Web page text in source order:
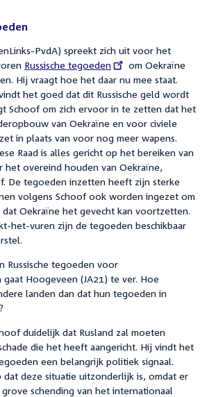
PvdA) spreekt zich uit voor het
External
link:
Russische tegoeden
om Oekraïne
Hij vraagt hoe het daar nu mee staat.
het goed dat dit Russische geld wordt
Schoof om zich ervoor in te zetten dat het
van Oekraïne en voor civiele
in plaats van voor nog meer wapens.
Raad is alles gericht op het bereiken van
het overeind houden van Oekraïne,
De tegoeden inzetten heeft zijn sterke
volgens Schoof ook worden ingezet om
Oekraïne het gevecht kan voortzetten.
het-vuren zijn de tegoeden beschikbaar
Russische tegoeden voor
Hoogeveen (JA21) te ver. Hoe
landen dan dat hun tegoeden in
duidelijk dat Rusland zal moeten
die het heeft aangericht. Hij vindt het
een belangrijk politiek signaal.
dat deze situatie uitzonderlijk is, omdat er
grove schending van het internationaal